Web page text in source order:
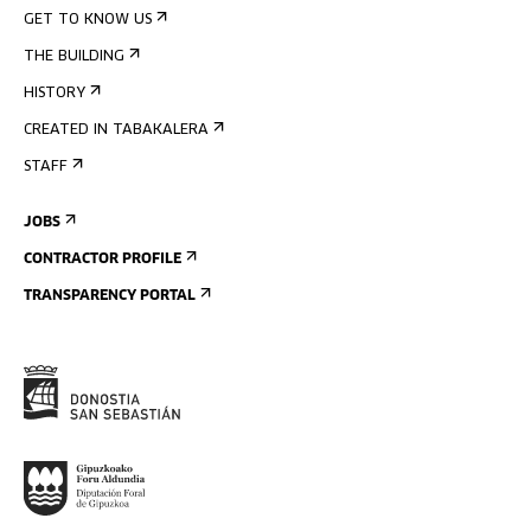
GET TO KNOW US
THE BUILDING
HISTORY
CREATED IN TABAKALERA
STAFF
JOBS
CONTRACTOR PROFILE
TRANSPARENCY PORTAL